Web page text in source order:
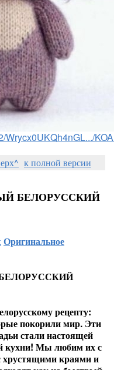
Wrycx0UKQh4nGL.../
к полной версии
БЕЛОРУССКИЙ
Оригинальное
рецепту:
покорили мир. Эти
стали настоящей
кухни! Мы любим их с
хрустящими краями и